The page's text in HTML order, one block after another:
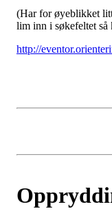
(Har for øyeblikket
lim inn i søkefeltet
http://